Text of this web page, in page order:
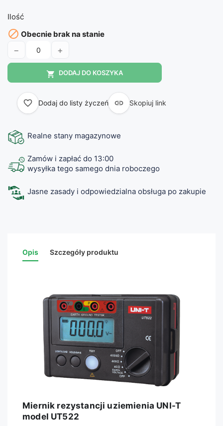
Ilość
 Obecnie brak na stanie
− +
 DODAJ DO KOSZYKA
favorite_border Dodaj do listy życzeń  Skopiuj link
Realne stany magazynowe
Zamów i zapłać do 13:00
wysyłka tego samego dnia roboczego
Jasne zasady i odpowiedzialna obsługa po zakupie
Opis Szczegóły produktu
Miernik rezystancji uziemienia UNI-T
model UT522